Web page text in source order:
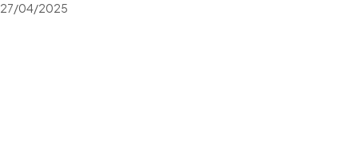
27/04/2025